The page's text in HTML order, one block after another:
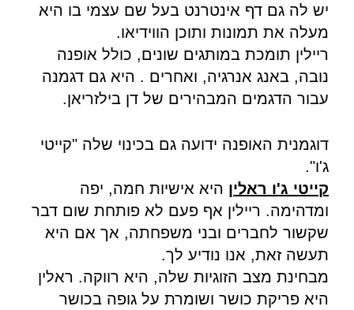
יש לה גם דף אינטרנט בעל שם עצמי בו היא
מעלה את תמונות ותוכן הווידיאו.
ריילין תומכת במותגים שונים, כולל אופנה
נובה, באנג אנרגיה, ואחרים . היא גם דגמנה
עבור הדגמים המבהירים של דן בילזריאן.
דוגמנית האופנה ידועה גם בכינוי שלה "קייטי
ג'ו".
קייטי ג'ו ראלין היא אישיות חמה, יפה
ומדהימה. ריילין אף פעם לא פותחת שום דבר
שקשור לחברים ובני משפחתה, אך אם היא
תעשה זאת, אנו נודיע לך.
מבחינת מצב הזוגיות שלה, היא רווקה. ראלין
היא פריקת כושר ושומרת על גופה בכושר